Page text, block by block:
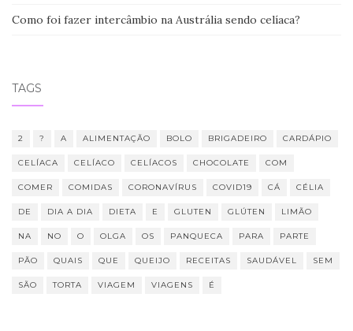
Como foi fazer intercâmbio na Austrália sendo celíaca?
TAGS
2 ? A ALIMENTAÇÃO BOLO BRIGADEIRO CARDÁPIO
CELÍACA CELÍACO CELÍACOS CHOCOLATE COM
COMER COMIDAS CORONAVÍRUS COVID19 CÁ CÉLIA
DE DIA A DIA DIETA E GLUTEN GLÚTEN LIMÃO
NA NO O OLGA OS PANQUECA PARA PARTE
PÃO QUAIS QUE QUEIJO RECEITAS SAUDÁVEL SEM
SÃO TORTA VIAGEM VIAGENS É